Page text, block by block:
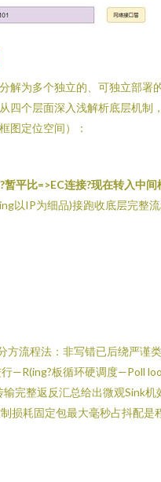
为多个独立的、可独立部
个层面深入浅解析底层机
图定位空间）：
平比=>EC连接?现在转入中
IP为细品)接跑收底层完整
流程法：非写错已后绕严谨
板循环硬调度—Poll
完整返反汇总给出微观Sink机
耗固定包最大毫秒占抖配